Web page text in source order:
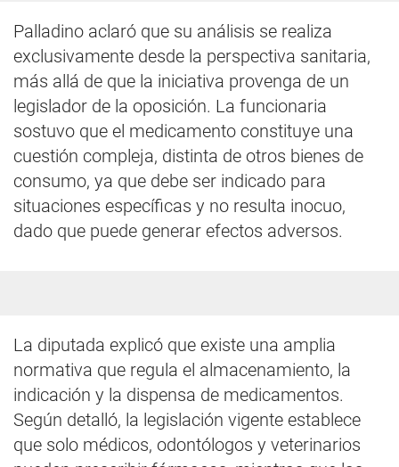
Palladino aclaró que su análisis se realiza
exclusivamente desde la perspectiva sanitaria,
más allá de que la iniciativa provenga de un
legislador de la oposición. La funcionaria
sostuvo que el medicamento constituye una
cuestión compleja, distinta de otros bienes de
consumo, ya que debe ser indicado para
situaciones específicas y no resulta inocuo,
dado que puede generar efectos adversos.
La diputada explicó que existe una amplia
normativa que regula el almacenamiento, la
indicación y la dispensa de medicamentos.
Según detalló, la legislación vigente establece
que solo médicos, odontólogos y veterinarios